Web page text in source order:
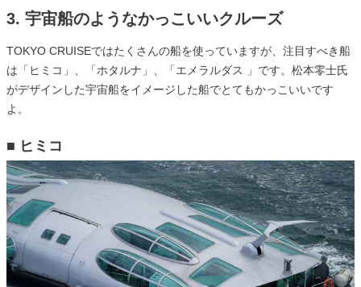
3. 宇宙船のようなかっこいいクルーズ
TOKYO CRUISEではたくさんの船を使っていますが、注目すべき船
は「ヒミコ」、「ホタルナ」、「エメラルダス 」です。松本零士氏
がデザインした宇宙船をイメージした船でとてもかっこいいです
よ。
■ ヒミコ